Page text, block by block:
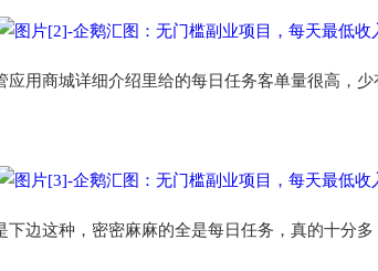
用商城详细介绍里给的每日任务客单量很高，
下边这种，密密麻麻的全是每日任务，真的十分